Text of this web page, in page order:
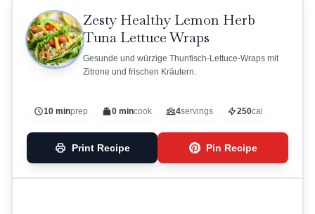
Zesty Healthy Lemon Herb
Tuna Lettuce Wraps
Gesunde und würzige Thunfisch-Lettuce-Wraps mit
Zitrone und frischen Kräutern.
10 minprep 0 mincook 4servings 250cal
Print Recipe Pin Recipe